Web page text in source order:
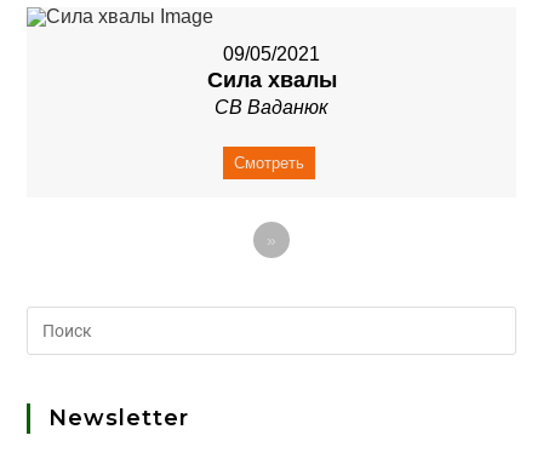
09/05/2021
Сила хвалы
СВ Ваданюк
Смотреть
»
Newsletter